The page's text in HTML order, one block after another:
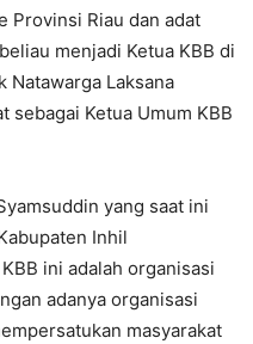
Provinsi Riau dan adat
menjadi Ketua KBB di
Natawarga Laksana
sebagai Ketua Umum KBB
yang saat ini
Inhil
ini adalah organisasi
adanya organisasi
masyarakat